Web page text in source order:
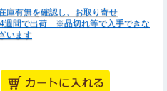
庫有無を確認し、お取り寄せ
週間で出荷 ※品切れ等で入手できな
います